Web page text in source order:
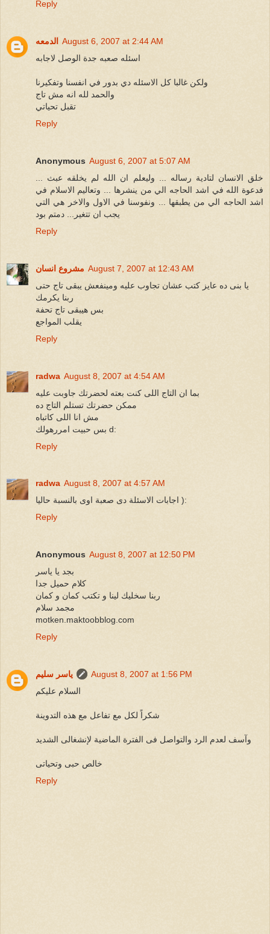
Reply
الدمعه August 6, 2007 at 2:44 AM
اسئله صعبه جدة الوصل لاجابه
ولكن غالبا كل الاسئله دي بدور في انفسنا وتفكيرنا
والحمد لله انه مش تاج
تقبل تحياتي
Reply
Anonymous August 6, 2007 at 5:07 AM
خلق الانسان لتادية رساله ... وليعلم ان الله لم يخلقه عبث ...
فدعوة الله في اشد الحاجه الي من ينشرها ... وتعاليم الاسلام في
اشد الحاجه الي من يطبقها ... ونفوسنا في الاول والاخر هي التي
يجب ان تتغير... دمتم بود
Reply
مشروع انسان August 7, 2007 at 12:43 AM
يا بنى ده عايز كتب عشان تجاوب عليه ومينفعش يبقى تاج حتى
ربنا يكرمك
بس هيبقى تاج تحفة
يقلب المواجع
Reply
radwa August 8, 2007 at 4:54 AM
بما ان التاج اللى كنت بعته لحضرتك جاوبت عليه
ممكن حضرتك تستلم التاج ده
مش انا اللى كاتباه
بس حبيت امررهولك d:
Reply
radwa August 8, 2007 at 4:57 AM
اجابات الاسئلة دى صعبة اوى بالنسبة حاليا ):
Reply
Anonymous August 8, 2007 at 12:50 PM
بجد يا ياسر
كلام حميل جدا
ربنا سخليك لينا و تكتب كمان و كمان
مجمد سلام
motken.maktoobblog.com
Reply
ياسر سليم
August 8, 2007 at 1:56 PM
السلام عليكم
شكراً لكل مع تفاعل مع هذه التدوينة
وآسف لعدم الرد والتواصل فى الفترة الماضية لإنشغالى الشديد
خالص حبى وتحياتى
Reply